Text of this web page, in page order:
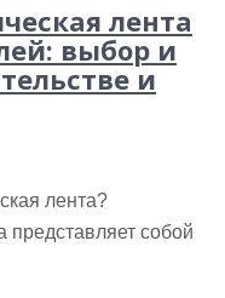
лента
выбор и
и
лента?
представляет собой